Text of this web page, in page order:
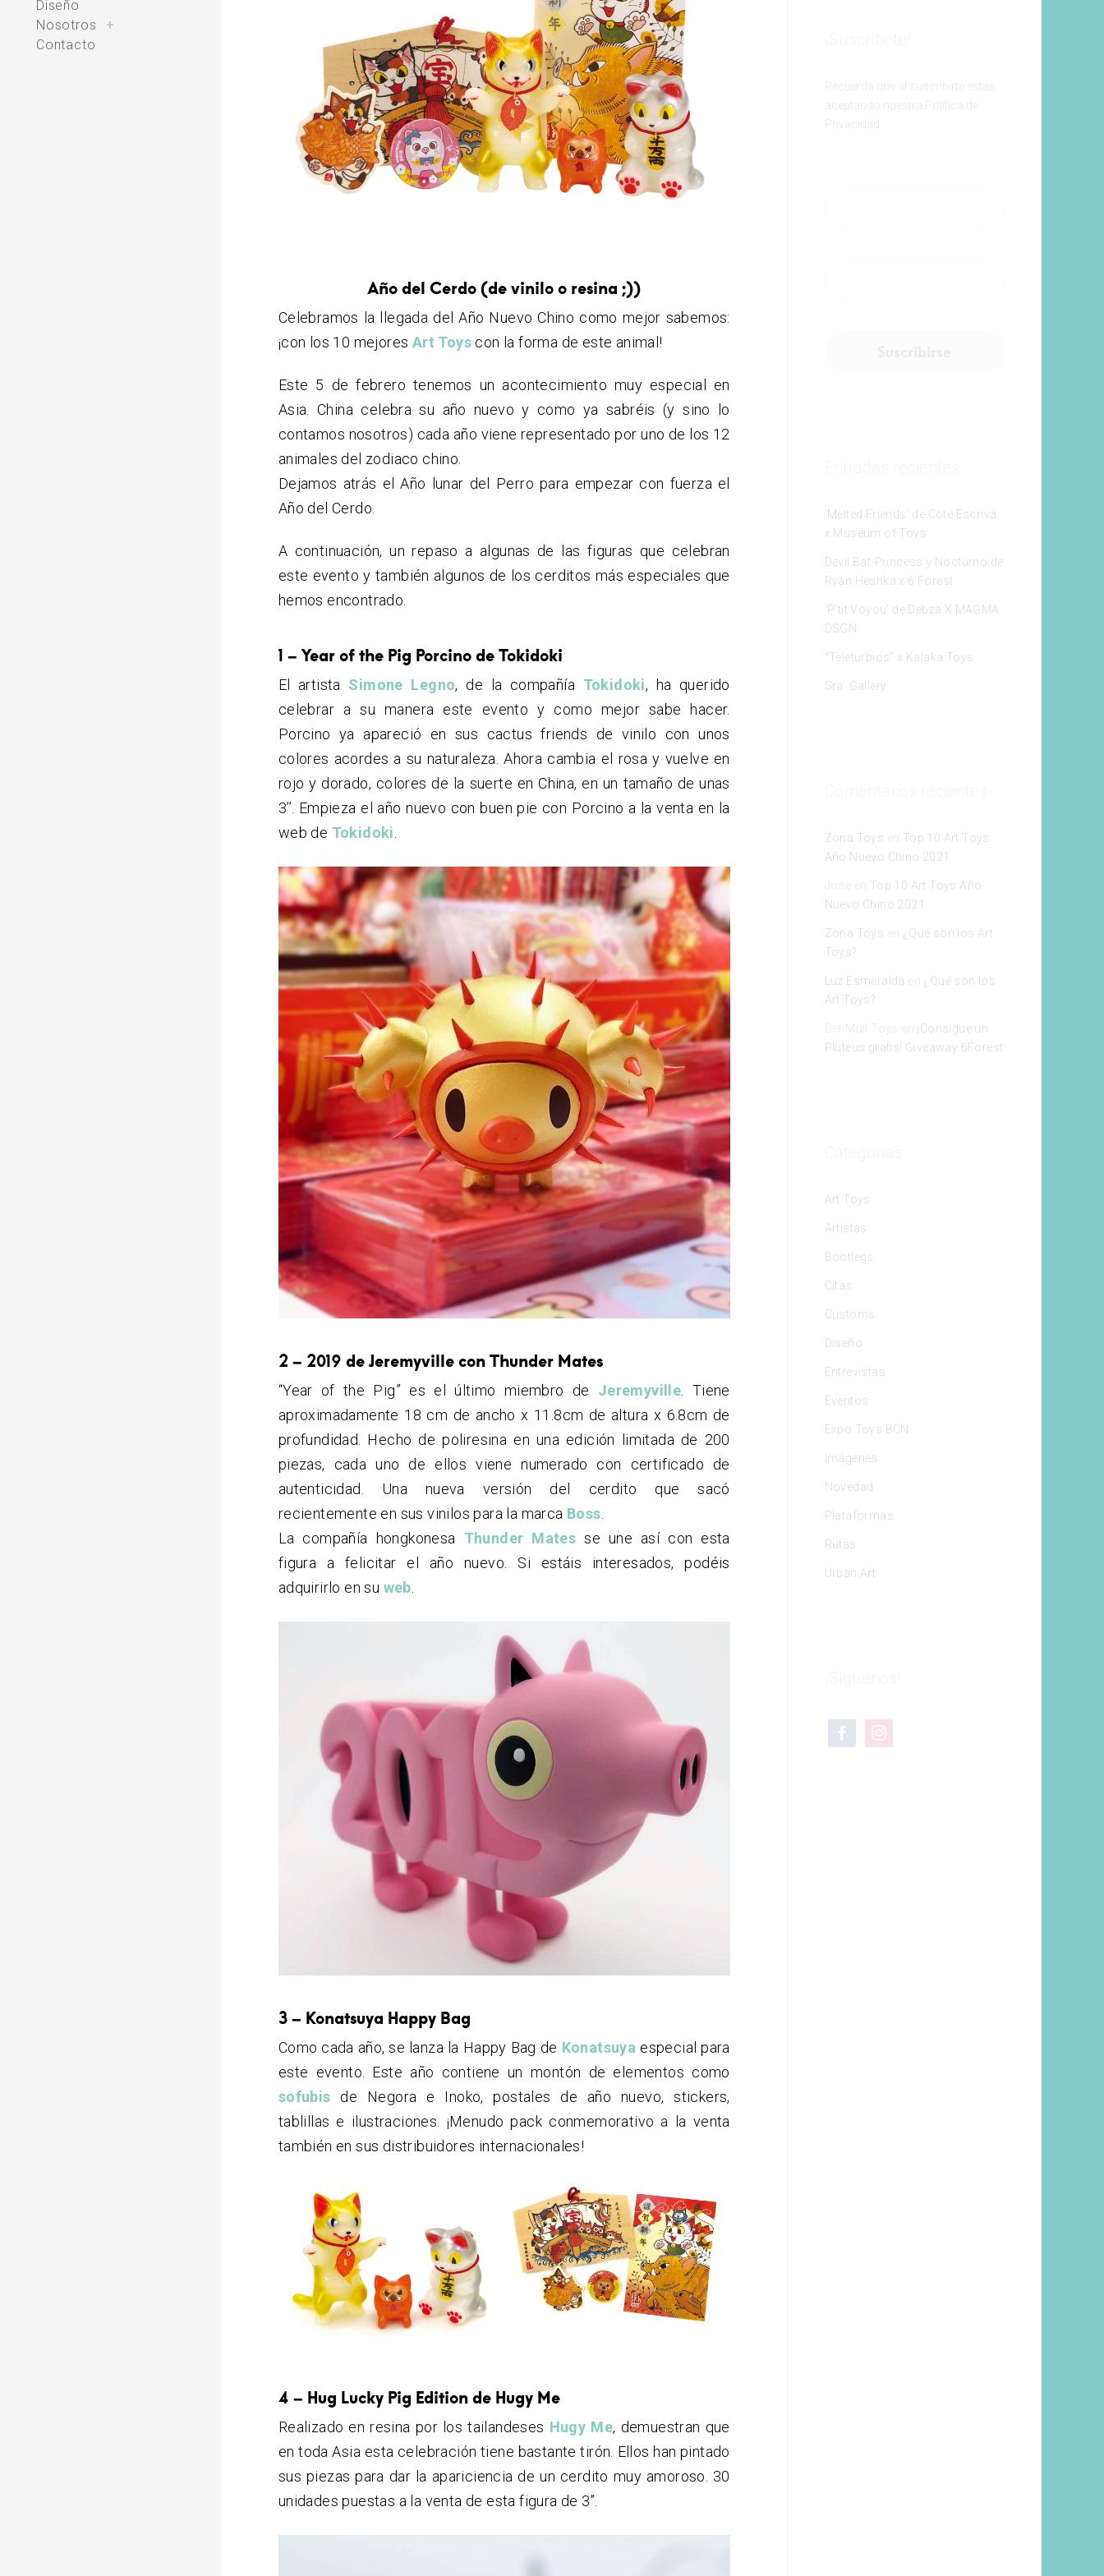
Diseño
Nosotros
toggle
child
+
Contacto
Año del Cerdo (de vinilo o resina ;))
Celebramos la llegada del Año Nuevo Chino como mejor sabemos:
¡con los 10 mejores Art Toyscon la forma de este animal!
Este 5 de febrero tenemos un acontecimiento muy especial en
Asia. China celebra su año nuevo y como ya sabréis (y sino lo
contamos nosotros) cada año viene representado por uno de los 12
animales del zodiaco chino.
Dejamos atrás el Año lunar del Perro para empezar con fuerza el
Año del Cerdo.
A continuación, un repaso a algunas de las figuras que celebran
este evento y también algunos de los cerditos más especiales que
hemos encontrado.
1 – Year of the Pig Porcino de Tokidoki
El artista Simone Legno, de la compañía Tokidoki, ha querido
celebrar a su manera este evento y como mejor sabe hacer.
Porcino ya apareció en sus cactus friends de vinilo con unos
colores acordes a su naturaleza. Ahora cambia el rosa y vuelve en
rojo y dorado, colores de la suerte en China, en un tamaño de unas
3’’. Empieza el año nuevo con buen pie con Porcino a la venta en la
web de Tokidoki
2 – 2019 de Jeremyville con Thunder Mates
“Year of the Pig” es el último miembro de Jeremyville . Tiene
aproximadamente 18 cm de ancho x 11.8cm de altura x 6.8cm de
profundidad. Hecho de poliresina en una edición limitada de 200
piezas, cada uno de ellos viene numerado con certificado de
autenticidad. Una nueva versión del cerdito que sacó
recientemente en sus vinilos para la marca Boss
La compañía hongkonesa Thunder Mates se une así con esta
figura a felicitar el año nuevo. Si estáis interesados, podéis
adquirirlo en su web
3 – Konatsuya Happy Bag
Como cada año, se lanza la Happy Bag de Konatsuya especial para
este evento. Este año contiene un montón de elementos como
sofubis de Negora e Inoko, postales de año nuevo, stickers,
tablillas e ilustraciones. ¡Menudo pack conmemorativo a la venta
también en sus distribuidores internacionales!
4 – Hug Lucky Pig Edition de Hugy Me
Realizado en resina por los tailandeses Hugy Me, demuestran que
en toda Asia esta celebración tiene bastante tirón. Ellos han pintado
sus piezas para dar la apariciencia de un cerdito muy amoroso. 30
unidades puestas a la venta de esta figura de 3’’.
Recuerda que al suscribirte estás
aceptando nuestra Política de
Privacidad
‘Melted Friends’ de Coté Escrivá
x Museum of Toys
Devil Bat-Princess y Nocturno de
Ryan Heshka x 6 Forest
‘P’tit Voyou’ de Debza X MAGMA
DSGN
“Teleturbios” x Kalaka Toys
Sra. Gallery
Zona Toys en Top 10 Art Toys
Año Nuevo Chino 2021
Jose en Top 10 Art Toys Año
Nuevo Chino 2021
Zona Toys en
¿Qué son los Art
Toys?
Luz Esmeralda en ¿Qué son los
Art Toys?
Der Müll Toys en ¡Consigue un
Pluteus gratis! Giveaway 6Forest
Art Toys
Artistas
Bootlegs
Citas
Customs
Diseño
Entrevistas
Eventos
Expo Toys BCN
Imágenes
Novedad
Plataformas
Rutas
Urban Art
facebookinstagram